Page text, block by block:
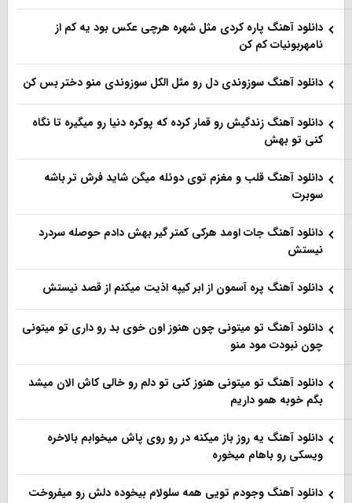
دانلود آهنگ پاره کردی مثل شهره هرچی عکس بود یه کم از
نامهربونیات کم کن
دانلود آهنگ سوزوندی دل رو مثل الکل سوزوندی منو دختر بس کن
دانلود آهنگ زندگیش رو قمار کرده که پوکره دنیا رو میگیره تا نگاه
کنی تو بهش
دانلود آهنگ قلب و مغزم توی دوئله میگن شاید فرش تر باشه
سوبرت
دانلود آهنگ جات اومد هرکی کمتر گیر بهش دادم حوصله سردرد
نیستش
دانلود آهنگ پره آسمون از ابر کیپه اذیت میکنم از قصد نیستش
دانلود آهنگ تو میتونی چون هنوز اون خوی بد رو داری تو میتونی
چون نبودت مود منو
دانلود آهنگ تو میتونی هنوز کنی تو دلم رو خالی کاش الان میشد
بگم خوبه همو داریم
دانلود آهنگ یه روز باز‌ میکنه در رو روی پاش میخوابم بالاخره
ویسکی رو باهام میخوره
دانلود آهنگ وجودم تویی همه سلولام بیخوده دلش رو میفروخت